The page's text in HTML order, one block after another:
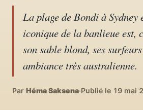
Looks, dressing,
04 Lifestyle &
DIY, intérieurs,
05
La plage de Bondi à Sydney
iconique de la banlieue est,
son sable blond, ses
ambiance très australienne.
Par Héma Saksena·Publié le 19 mai